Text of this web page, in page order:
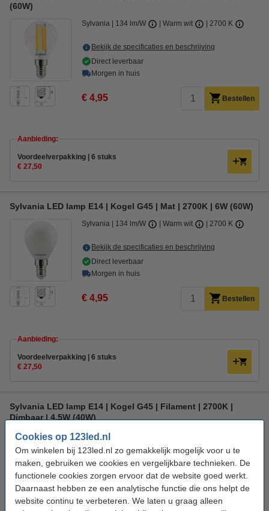
Cookies op 123led.nl
Om winkelen bij 123led.nl zo gemakkelijk mogelijk voor u te
maken, gebruiken we cookies en vergelijkbare technieken. De
functionele cookies zorgen ervoor dat de website goed werkt.
Daarnaast hebben ze een analytische functie die ons helpt de
website continu te verbeteren. We laten u graag alleen
(60W)
Sylvania 134 lm/W Warm wit 2700 K
Bekijk de specificaties en beschrijving
Direct leverbaar
Morgen in huis
€ 4,95 Bestellen
Aanbieding:
Voordeelverpakking | 6 stuks
€ 27,50
Sylvania LED lamp E14 | Kogel G45 | Mat | 2700K | 6W (60W)
Sylvania 134 lm/W Warm wit 2700 K
Bekijk de specificaties en beschrijving
Direct leverbaar
Morgen in huis
€ 4,95 Bestellen
Aanbieding:
Voordeelverpakking | 6 stuks
€ 27,50
Sylvania LED lamp E14 | Kogel G45 | Filament | 2700K |
Dimbaar | 4.5W (40W)
Sylvania
Bekijk de specificaties en beschrijving
Direct leverbaar
Morgen in huis
€ 4,95